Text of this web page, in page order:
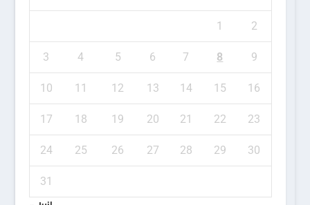
1 2
3 4 5 6 7 8 9
10 11 12 13 14 15 16
17 18 19 20 21 22 23
24 25 26 27 28 29 30
31